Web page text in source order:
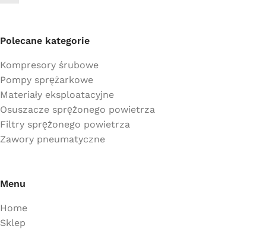
Polecane kategorie
Kompresory śrubowe
Pompy sprężarkowe
Materiały eksploatacyjne
Osuszacze sprężonego powietrza
Filtry sprężonego powietrza
Zawory pneumatyczne
Menu
Home
Sklep